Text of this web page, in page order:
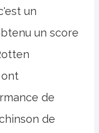
un
un score
ont
de
de